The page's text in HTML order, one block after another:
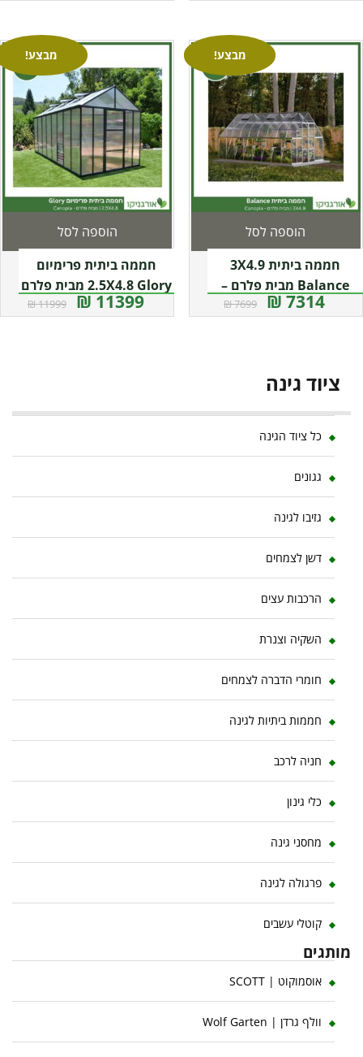
מבצע!
חממה ביתית 3X4.9
Balance מבית פלרם –
Canopia
7314 ₪
7699 ₪
הוספה לסל
מבצע!
חממה ביתית פרימיום
2.5X4.8 Glory מבית פלרם
– Canopia
11399 ₪
11999 ₪
הוספה לסל
ציוד גינה
כל ציוד הגינה
גגונים
גזיבו לגינה
דשן לצמחים
הרכבות עצים
השקיה וצנרת
חומרי הדברה לצמחים
חממות ביתיות לגינה
חניה לרכב
כלי גינון
מחסני גינה
פרגולה לגינה
קוטלי עשבים
מותגים
אוסמוקוט | SCOTT
וולף גרדן | Wolf Garten